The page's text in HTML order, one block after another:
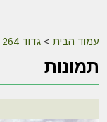
עמוד הבית >גדוד 264
תמונות